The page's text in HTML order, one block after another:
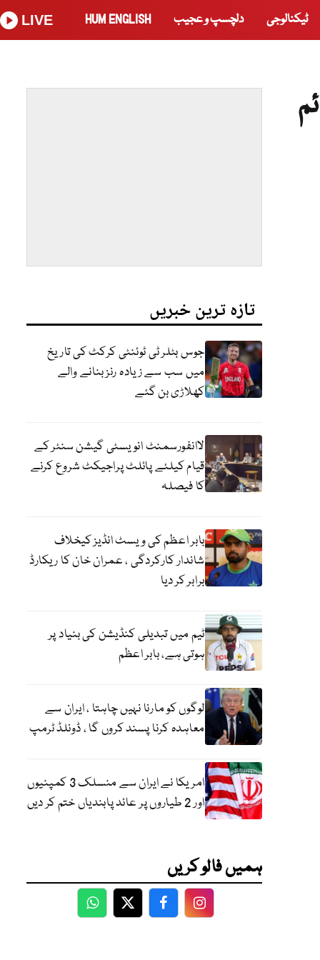
ٹیکنالوجی دلچسپ و عجیب HUM ENGLISH
LIVE
تازہ ترین خبریں
جوس بٹلر ٹی ٹوئنٹی کرکٹ کی تاریخ
میں سب سے زیادہ رنز بنانے والے
کھلاڑی بن گئے
لاانفورسمنٹ انویسٹی گیشن سنٹر کے
قیام کیلئے پائلٹ پراجیکٹ شروع کرنے
کا فیصلہ
بابر اعظم کی ویسٹ انڈیز کیخلاف
شاندار کارکردگی ، عمران خان کا ریکارڈ
برابر کر دیا
ٹیم میں تبدیلی کنڈیشن کی بنیاد پر
ہوتی ہے، بابر اعظم
لوگوں کو مارنا نہیں چاہتا ، ایران سے
معاہدہ کرنا پسند کروں گا ، ڈونلڈ ٹرمپ
امریکا نے ایران سے منسلک 3 کمپنیوں
اور 2 طیاروں پر عائد پابندیاں ختم کر دیں
ہمیں فالو کریں
WhatsApp
TwitterFacebookFacebook